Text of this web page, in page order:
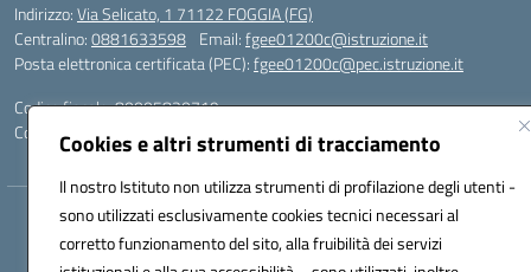
Cookies e altri strumenti di tracciamento
Il nostro Istituto non utilizza strumenti di profilazione degli utenti -
sono utilizzati esclusivamente cookies tecnici necessari al
corretto funzionamento del sito, alla fruibilità dei servizi
Indirizzo:Via Selicato, 1 71122 FOGGIA (FG)
Centralino:0881633598 Email:fgee01200c@istruzione.it
Posta elettronica certificata (PEC):fgee01200c@pec.istruzione.it
Codice fiscale: 80005820719
Codice meccanografico: FGEE01200C
Hosting & Powered by 3D Solution S.r.l.
Concept & Design by Designers Italia